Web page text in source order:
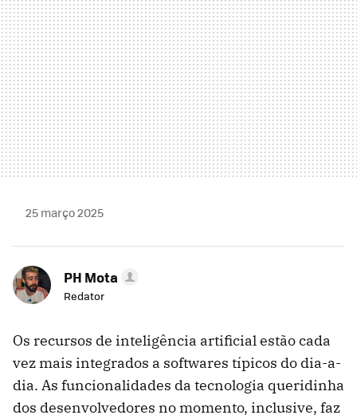
25 março 2025
PH Mota
Redator
Os recursos de inteligência artificial estão cada
vez mais integrados a softwares típicos do dia-a-
dia. As funcionalidades da tecnologia queridinha
dos desenvolvedores no momento, inclusive, faz